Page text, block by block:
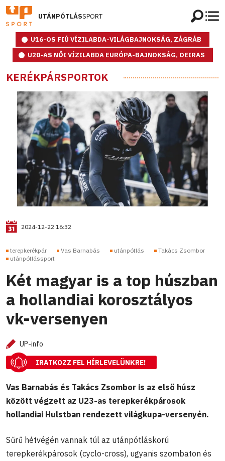
UTÁNPÓTLÁSSPORT
U16-OS FIÚ VÍZILABDA-VILÁGBAJNOKSÁG, ZÁGRÁB
U20-AS NŐI VÍZILABDA EURÓPA-BAJNOKSÁG, OEIRAS
KERÉKPÁRSPORTOK
2024-12-22 16:32
terepkerékpár Vas Barnabás utánpótlás
Takács Zsombor
utánpótlássport
Két magyar is a top húszban
a hollandiai korosztályos
vk-versenyen
UP-info
IRATKOZZ FEL HÍRLEVELÜNKRE!
Vas Barnabás és Takács Zsombor is az első húsz
között végzett az U23-as terepkerékpárosok
hollandiai Hulstban rendezett világkupa-versenyén.
Sűrű hétvégén vannak túl az utánpótláskorú
terepkerékpárosok (cyclo-cross), ugyanis szombaton és